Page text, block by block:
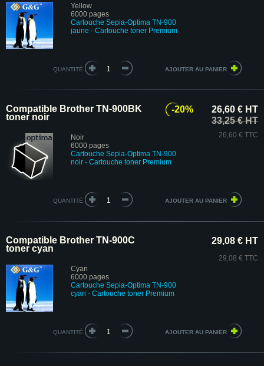
Yellow
6000 pages
Cartouche Sepia-Optima TN-900
jaune - Cartouche toner Premium
QUANTITÉ
Compatible Brother TN-900BK
toner noir
Noir
6000 pages
Cartouche Sepia-Optima TN-900
noir - Cartouche toner Premium
26,60 € HT
33,25 € HT
26,60 € TTC
-20%
QUANTITÉ
Compatible Brother TN-900C
toner cyan
Cyan
6000 pages
Cartouche Sepia-Optima TN-900
cyan - Cartouche toner Premium
29,08 € HT
29,08 € TTC
QUANTITÉ